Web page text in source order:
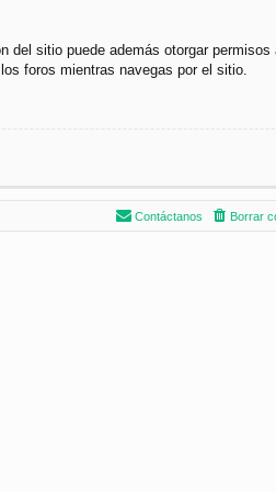
sitio puede además otorgar
foros mientras navegas por el sitio.
Borrar
Contáctanos